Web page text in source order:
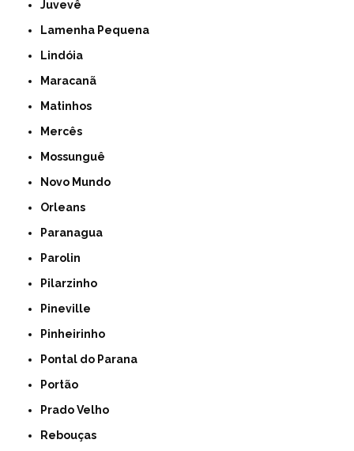
Juvevê
Lamenha Pequena
Lindóia
Maracanã
Matinhos
Mercês
Mossunguê
Novo Mundo
Orleans
Paranagua
Parolin
Pilarzinho
Pineville
Pinheirinho
Pontal do Parana
Portão
Prado Velho
Rebouças